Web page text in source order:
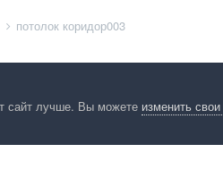
потолок коридор003
связь Cookies Правила
сайт лучше. Вы можете изменить